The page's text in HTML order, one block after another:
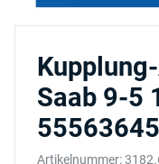
Saab 9-5
55563645
Artikelnummer: